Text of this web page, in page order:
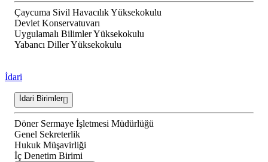
Çaycuma Sivil Havacılık Yüksekokulu
Devlet Konservatuvarı
Uygulamalı Bilimler Yüksekokulu
Yabancı Diller Yüksekokulu
İdari
İdari Birimler
Döner Sermaye İşletmesi Müdürlüğü
Genel Sekreterlik
Hukuk Müşavirliği
İç Denetim Birimi